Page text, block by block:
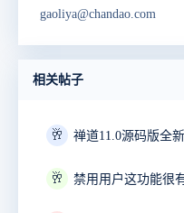
gaoliya@chandao.com
相关帖子
🥂 禅道11.0源码版全
🥂 禁用用户这功能很